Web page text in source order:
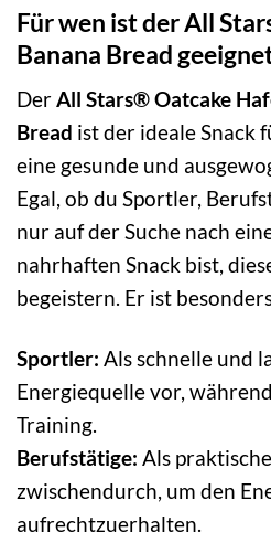
Für wen ist der All
Banana Bread
DerAll Stars® Oatcake
Bread ist der ideale Snack
eine gesunde und
Egal, ob du Sportler,
nur auf der Suche nach
nahrhaften Snack bist,
begeistern. Er ist
Sportler: Als schnelle und
Energiequelle vor,
Training.
Berufstätige: Als
zwischendurch, um den
aufrechtzuerhalten.